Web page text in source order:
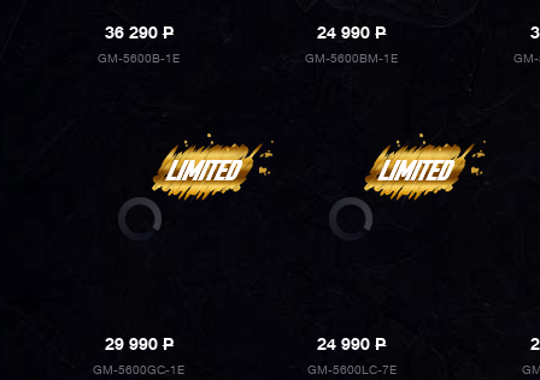
36 290P
GM-5600B-1E
24 990P
GM-5600BM-1E
29 990P
GM-5600GC-1E
24 990P
GM-5600LC-7E